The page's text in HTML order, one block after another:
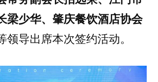
梁少华、肇庆餐饮酒店协会
领导出席本次签约活动。